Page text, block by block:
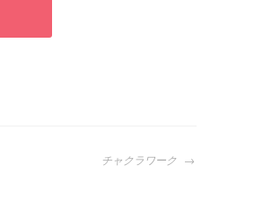
チャクラワーク